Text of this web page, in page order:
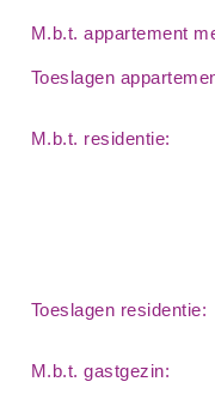
M.b.t. appartement
Toeslagen
M.b.t. residentie:
Toeslagen residentie:
M.b.t. gastgezin: